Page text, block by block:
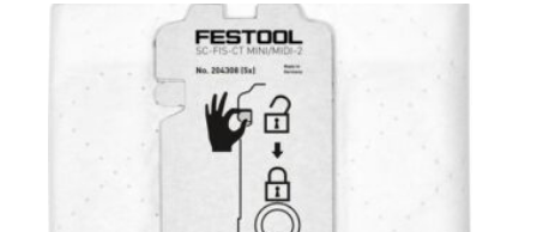
65,58 €
do
85,41 €